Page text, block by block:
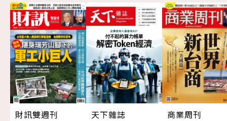
財訊雙週刊
天下雜誌
商業周刊